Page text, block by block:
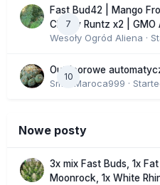
7
Fast Bud42 | Mango
Cherry Runtz x2 | GMO
Wesoły Ogród Aliena ·
10
Outdoorowe
SmakMaroca999 ·
Nowe posty
3x mix Fast Buds, 1x
Moonrock, 1x White